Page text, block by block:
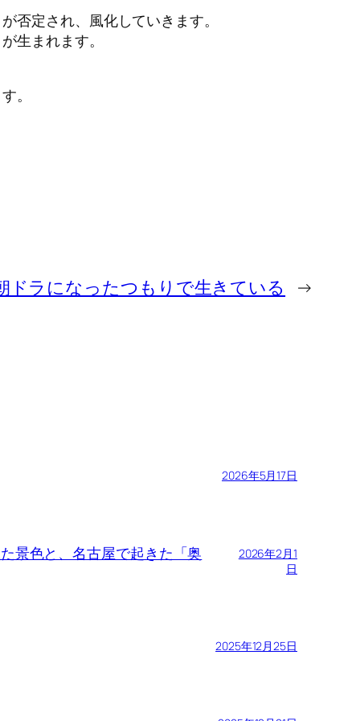
否定され、風化していきます。
生まれます。
。
ドラになったつもりで生きている →
2026年5月17日
景色と、名古屋で起きた「奥
2026年2月1
日
2025年12月25日